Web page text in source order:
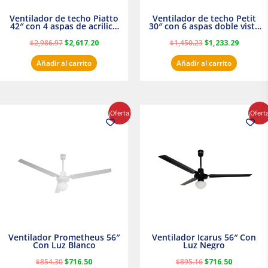
Ventilador de techo Piatto
42″ con 4 aspas de acrilico
transparente
$2,986.97 $2,617.20
Añadir al carrito
Ventilador de techo Petit
30″ con 6 aspas doble vista
Satinado Masterfan
$1,450.23 $1,233.29
Añadir al carrito
¡Oferta!
Ventilador Prometheus 56″
Con Luz Blanco
$854.30$716.50
precio
actual
Ventilador Icarus 56″ Con
Luz Negro
$895.16$716.50
precio
actual